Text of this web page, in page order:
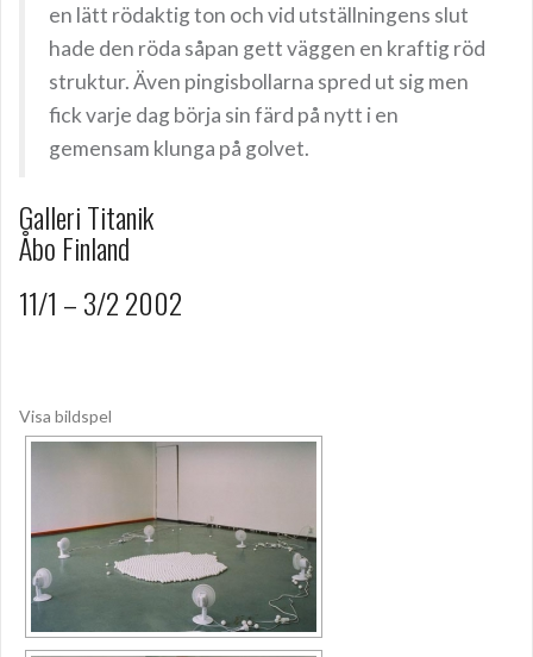
en lätt rödaktig ton och vid utställningens slut
hade den röda såpan gett väggen en kraftig röd
struktur. Även pingisbollarna spred ut sig men
fick varje dag börja sin färd på nytt i en
gemensam klunga på golvet.
Galleri Titanik
Åbo Finland
11/1 – 3/2 2002
Visa bildspel